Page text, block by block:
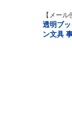
【メール
透明ブ
ン文具